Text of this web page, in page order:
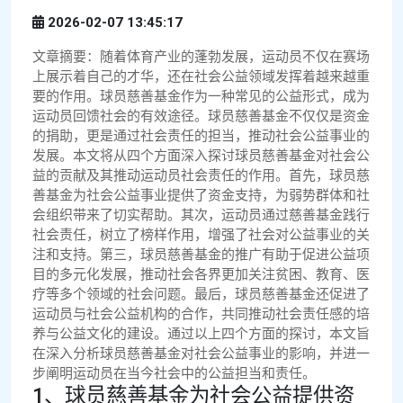
2026-02-07 13:45:17
文章摘要：随着体育产业的蓬勃发展，运动员不仅在赛场
上展示着自己的才华，还在社会公益领域发挥着越来越重
要的作用。球员慈善基金作为一种常见的公益形式，成为
运动员回馈社会的有效途径。球员慈善基金不仅仅是资金
的捐助，更是通过社会责任的担当，推动社会公益事业的
发展。本文将从四个方面深入探讨球员慈善基金对社会公
益的贡献及其推动运动员社会责任的作用。首先，球员慈
善基金为社会公益事业提供了资金支持，为弱势群体和社
会组织带来了切实帮助。其次，运动员通过慈善基金践行
社会责任，树立了榜样作用，增强了社会对公益事业的关
注和支持。第三，球员慈善基金的推广有助于促进公益项
目的多元化发展，推动社会各界更加关注贫困、教育、医
疗等多个领域的社会问题。最后，球员慈善基金还促进了
运动员与社会公益机构的合作，共同推动社会责任感的培
养与公益文化的建设。通过以上四个方面的探讨，本文旨
在深入分析球员慈善基金对社会公益事业的影响，并进一
步阐明运动员在当今社会中的公益担当和责任。
1、球员慈善基金为社会公益提供资